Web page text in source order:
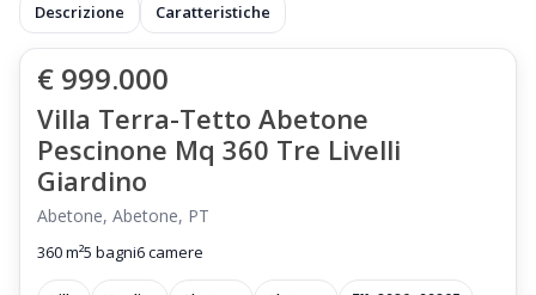
Descrizione Caratteristiche
€ 999.000
Villa Terra-Tetto Abetone
Pescinone Mq 360 Tre Livelli
Giardino
Abetone, Abetone, PT
360 m²5 bagni6 camere